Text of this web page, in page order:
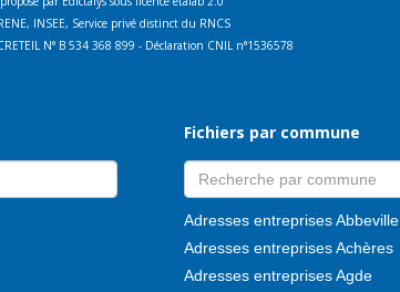
INSEE, Service privé distinct du RNCS
N° B 534 368 899 - Déclaration CNIL n°1536578
Fichiers par commune
Adresses entreprises Abbeville
Adresses entreprises Achères
Adresses entreprises Agde